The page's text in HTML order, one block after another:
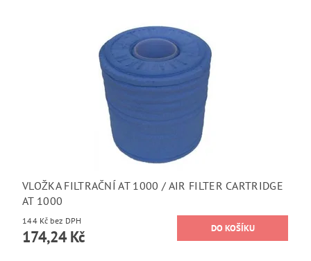
VLOŽKA FILTRAČNÍ AT 1000 / AIR FILTER CARTRIDGE
AT 1000
144 Kč bez DPH
174,24 Kč